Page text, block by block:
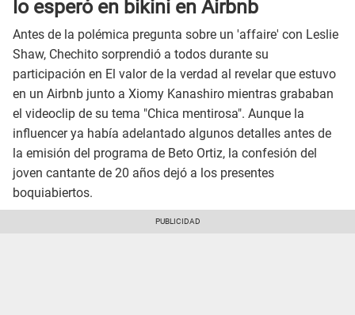
lo esperó en bikini en Airbnb
Antes de la polémica pregunta sobre un 'affaire' con Leslie
Shaw, Chechito sorprendió a todos durante su
participación en El valor de la verdad al revelar que estuvo
en un Airbnb junto a Xiomy Kanashiro mientras grababan
el videoclip de su tema "Chica mentirosa". Aunque la
influencer ya había adelantado algunos detalles antes de
la emisión del programa de Beto Ortiz, la confesión del
joven cantante de 20 años dejó a los presentes
boquiabiertos.